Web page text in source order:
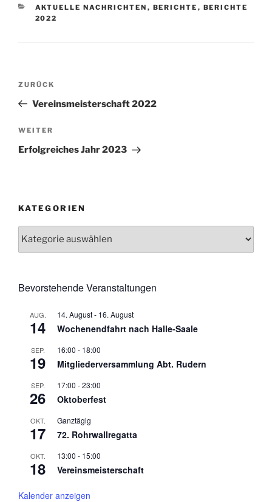
KATEGORIEN
AKTUELLE NACHRICHTEN , BERICHTE , BERICHTE
2022
Beitragsnavigation
Vorheriger
Beitrag
ZURÜCK
Vereinsmeisterschaft 2022
Nächster
Beitrag
WEITER
Erfolgreiches Jahr 2023
KATEGORIEN
Bevorstehende Veranstaltungen
AUG.
14
14. August- 16. August
Wochenendfahrt nach Halle-Saale
SEP.
19
16:00 - 18:00
Mitgliederversammlung Abt. Rudern
SEP.
26
17:00 -23:00
Oktoberfest
OKT.
17
Ganztägig
72. Rohrwallregatta
OKT.
18
13:00 - 15:00
Vereinsmeisterschaft
Kalender anzeigen